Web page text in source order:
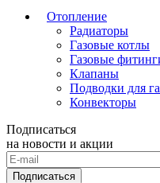
Отопление
Радиаторы
Газовые котлы
Газовые
Клапаны
Подводки для
Конвекторы
Подписаться
на новости и акции
Подписаться